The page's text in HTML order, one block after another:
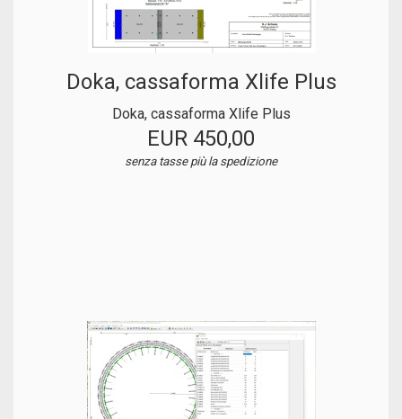
Doka, cassaforma Xlife Plus
Doka, cassaforma Xlife Plus
EUR 450,00
senza tasse più la spedizione